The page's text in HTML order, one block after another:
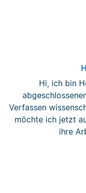
Hi, ich bin
Verfassen
möchte ich jetzt
ihre